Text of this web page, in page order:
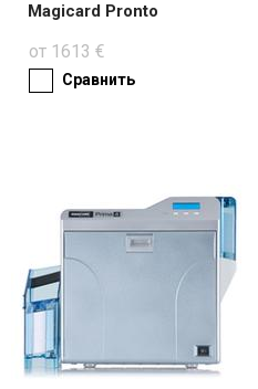
Magicard Pronto
от 1613 €
Сравнить